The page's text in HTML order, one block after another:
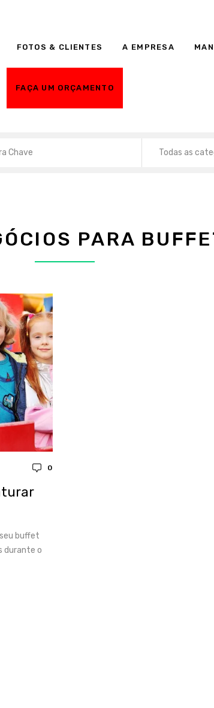
FOTOS & CLIENTES A EMPRESA
FAÇA UM ORÇAMENTO
Todas as
PARA
0
buffet
durante o